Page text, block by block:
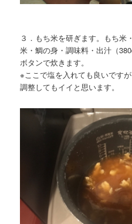
３．もち米を研ぎます。もち米
米・鯛の身・調味料・出汁（
ボタンで炊きます。
※ここで塩を入れても良いです
調整してもイイと思います。